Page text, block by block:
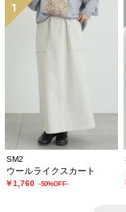
1
SM2
ウールライクスカート
￥1,760 -50%OFF-